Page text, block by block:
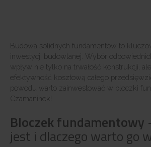
Budowa solidnych fundamentów to
inwestycji budowlanej. Wybór
wpływ nie tylko na trwałość konstrukcji,
efektywność kosztową całego
powodu warto zainwestować w bloczki
Czamaninek!
Bloczek fundamentowy
jest i dlaczego warto go